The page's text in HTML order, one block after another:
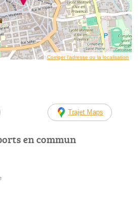
Corriger l’adresse ou la localisation
Trajet Maps
en commun